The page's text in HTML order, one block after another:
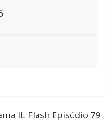
IL Flash Episódio 79